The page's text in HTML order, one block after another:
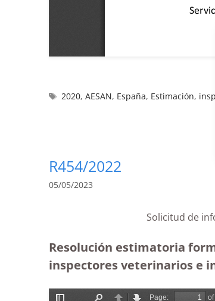
2020,AESAN, España, Estimación,
R454/2022
05/05/2023
Solicitud de
Resolución estimatoria
inspectores veterinarios e